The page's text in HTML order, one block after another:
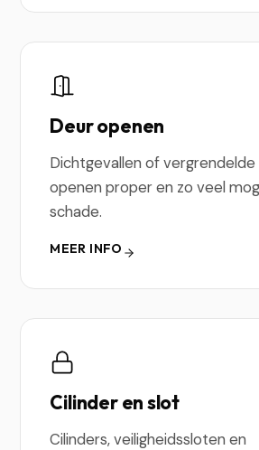
Deur openen
Dichtgevallen of vergrendelde
openen proper en zo veel
schade.
MEER INFO
Cilinder en slot
Cilinders, veiligheidssloten en